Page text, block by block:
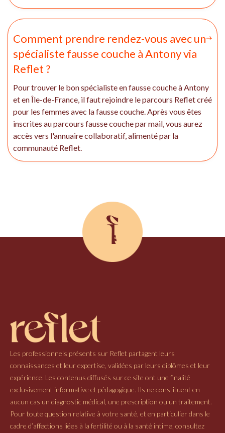
Comment prendre rendez-vous avec un
spécialiste fausse couche à Antony via
Reflet ?
Pour trouver le bon spécialiste en fausse couche à Antony
et en Île-de-France, il faut rejoindre le parcours Reflet créé
pour les femmes avec la fausse couche. Après vous êtes
inscrites au parcours fausse couche par mail, vous aurez
accès vers l'annuaire collaboratif, alimenté par la
communauté Reflet.
Les professionnels présents sur Reflet partagent leurs
connaissances et leur expertise, validées par leurs diplômes et leur
expérience. Les contenus diffusés sur ce site ont une finalité
exclusivement informative et pédagogique. Ils ne constituent en
aucun cas un diagnostic médical, une prescription ou un traitement.
Pour toute question relative à votre santé, et en particulier dans le
cadre d’affections liées à la fertilité ou à la santé intime, consultez